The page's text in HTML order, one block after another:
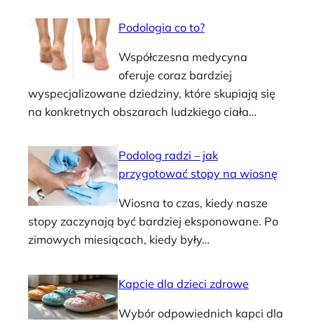
Podologia co to?
Współczesna medycyna
oferuje coraz bardziej
wyspecjalizowane dziedziny, które skupiają się
na konkretnych obszarach ludzkiego ciała…
Podolog radzi – jak
przygotować stopy na wiosnę
Wiosna to czas, kiedy nasze
stopy zaczynają być bardziej eksponowane. Po
zimowych miesiącach, kiedy były…
Kapcie dla dzieci zdrowe
Wybór odpowiednich kapci dla